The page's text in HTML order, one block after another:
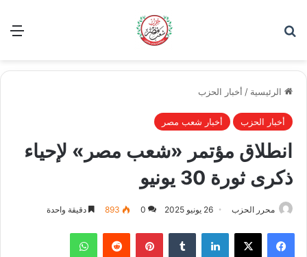
الرئيسية / أخبار الحزب
أخبار الحزب أخبار شعب مصر
انطلاق مؤتمر «شعب مصر» لإحياء
ذكرى ثورة 30 يونيو
محرر الحزب 26 يونيو 2025 0
893 دقيقة واحدة
فيسبوك ‫X لينكدإن بينتيريست واتساب